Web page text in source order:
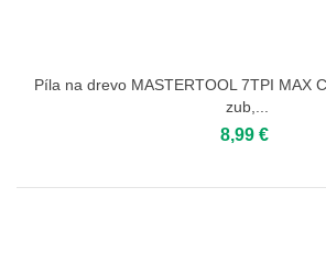
Píla na drevo MASTERTOOL 7TPI MAX
zub,...
8,99 €